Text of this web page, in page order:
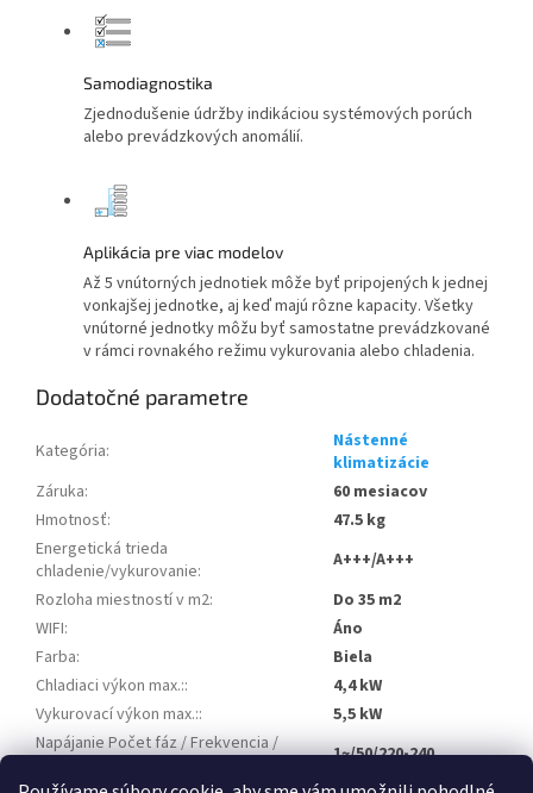
Samodiagnostika
Zjednodušenie údržby indikáciou systémových porúch
alebo prevádzkových anomálií.
Aplikácia pre viac modelov
Až 5 vnútorných jednotiek môže byť pripojených k jednej
vonkajšej jednotke, aj keď majú rôzne kapacity. Všetky
vnútorné jednotky môžu byť samostatne prevádzkované
v rámci rovnakého režimu vykurovania alebo chladenia.
Dodatočné parametre
Kategória:
Nástenné
klimatizácie
Záruka:
60 mesiacov
Hmotnosť:
47.5 kg
Energetická trieda
chladenie/vykurovanie:
A+++/A+++
Rozloha miestností v m2:
Do 35 m2
WIFI:
Áno
Farba:
Biela
Chladiaci výkon max.::
4,4 kW
Vykurovací výkon max.::
5,5 kW
Napájanie Počet fáz / Frekvencia /
1~/50/220-240